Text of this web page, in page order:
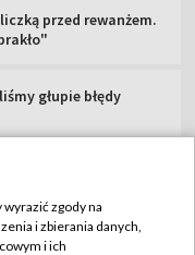
przed rewanżem.
głupie błędy
zgody na
i zbierania danych,
i ich